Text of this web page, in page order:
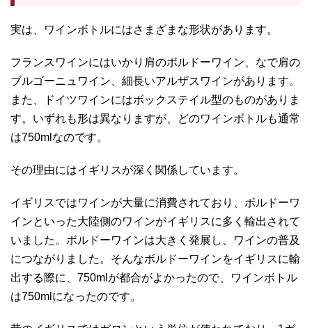
実は、ワインボトルにはさまざまな形状があります。
フランスワインにはいかり肩のボルドーワイン、なで肩の
ブルゴーニュワイン、細長いアルザスワインがあります。
また、ドイツワインにはボックステイル型のものがありま
す。いずれも形は異なりますが、どのワインボトルも通常
は750mlなのです。
その理由にはイギリスが深く関係しています。
イギリスではワインが大量に消費されており、ボルドーワ
インといった大陸側のワインがイギリスに多く輸出されて
いました。ボルドーワインは大きく発展し、ワインの普及
につながりました。そんなボルドーワインをイギリスに輸
出する際に、750mlが都合がよかったので、ワインボトル
は750mlになったのです。